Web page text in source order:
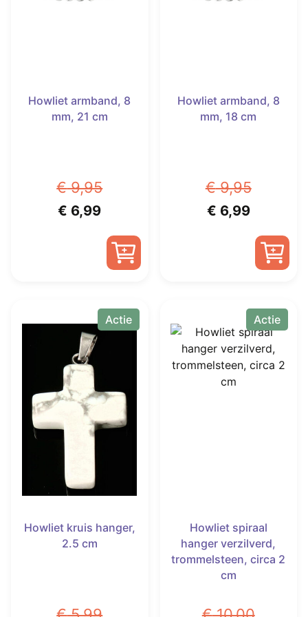
Howliet armband, 8
mm, 21 cm
€9,95
Oorspronkelijke
€ 6,99Huidige
prijs
is:
Howliet armband, 8
mm, 18 cm
€9,95
€ 6,99Huidige
prijs
is:
Actie
Howliet kruis hanger,
2.5 cm
Actie
Howliet spiraal
hanger verzilverd,
trommelsteen, circa 2
cm